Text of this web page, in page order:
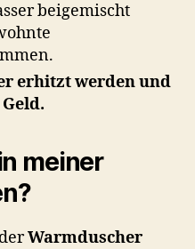
beigemischt
erhitzt werden und
meiner
Warmduscher